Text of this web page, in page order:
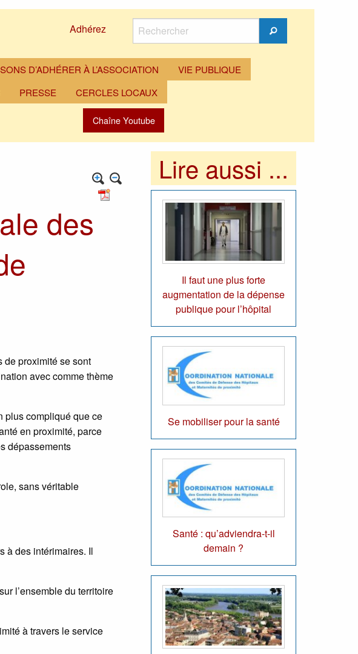
Adhérez
Rechercher
Rechercher
D’ADHÉRER À L’ASSOCIATION
VIE PUBLIQUE
PRESSE CERCLES LOCAUX
Chaîne Youtube
des
de proximité se sont
avec comme thème
plus compliqué que ce
en proximité, parce
dépassements
sans véritable
à des intérimaires. Il
l’ensemble du territoire
à travers le service
Lire aussi ...
Il faut une plus forte
augmentation de la dépense
publique pour l’hôpital
Se mobiliser pour la santé
Santé : qu’adviendra-t-il
demain ?